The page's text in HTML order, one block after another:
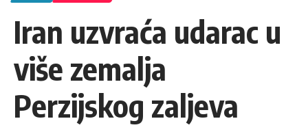
Iran uzvraća udarac u
više zemalja
Perzijskog zaljeva